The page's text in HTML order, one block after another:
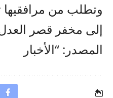
وتطلب من مرافقيها
إلى مخفر قصر
المصدر: “الأخبار